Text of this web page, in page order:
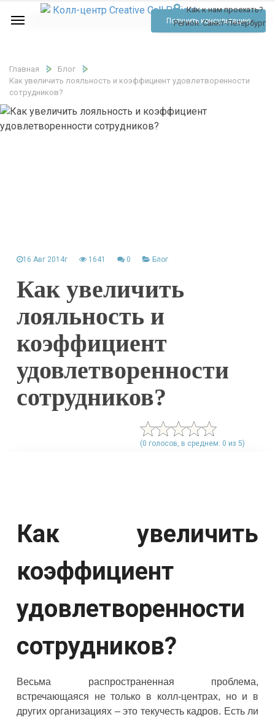
Как к нам проехать?
Регион:Санкт-Петербург
Отзывы
Тарифы
Контакты
Получить консультацию
Главная
Блог
Как увеличить лояльность и коэффициент удовлетворенности
сотрудников?
16 Авг 2014г 1641 0 Блог
Как увеличить
лояльность и
коэффициент
удовлетворенности
сотрудников?
(0 голосов, в среднем: 0 из 5)
Как увеличить
коэффициент
удовлетворенности
сотрудников?
Весьма распространенная проблема,
встречающаяся не только в колл-центрах, но и в
других организациях – это текучесть кадров. Есть ли